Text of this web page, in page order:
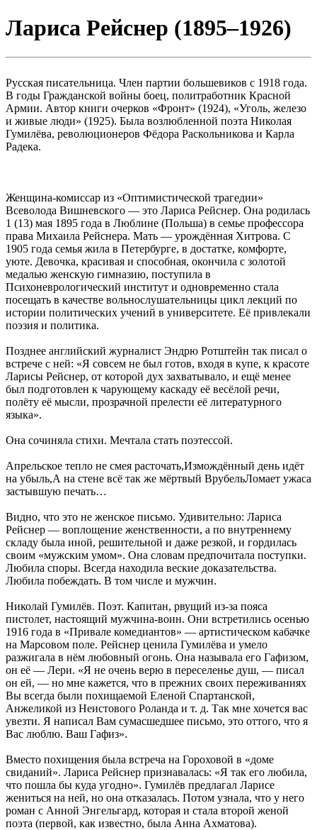
Лариса Рейснер (1895–1926)
Русская писательница. Член партии большевиков с 1918 года.
В годы Гражданской войны боец, политработник Красной
Армии. Автор книги очерков «Фронт» (1924), «Уголь, железо
и живые люди» (1925). Была возлюбленной поэта Николая
Гумилёва, революционеров Фёдора Раскольникова и Карла
Радека.
Женщина-комиссар из «Оптимистической трагедии»
Всеволода Вишневского — это Лариса Рейснер. Она родилась
1 (13) мая 1895 года в Люблине (Польша) в семье профессора
права Михаила Рейснера. Мать — урождённая Хитрова. С
1905 года семья жила в Петербурге, в достатке, комфорте,
уюте. Девочка, красивая и способная, окончила с золотой
медалью женскую гимназию, поступила в
Психоневрологический институт и одновременно стала
посещать в качестве вольнослушательницы цикл лекций по
истории политических учений в университете. Её привлекали
поэзия и политика.
Позднее английский журналист Эндрю Ротштейн так писал о
встрече с ней: «Я совсем не был готов, входя в купе, к красоте
Ларисы Рейснер, от которой дух захватывало, и ещё менее
был подготовлен к чарующему каскаду её весёлой речи,
полёту её мысли, прозрачной прелести её литературного
языка».
Она сочиняла стихи. Мечтала стать поэтессой.
Апрельское тепло не смея расточать,Измождённый день идёт
на убыль,А на стене всё так же мёртвый ВрубельЛомает ужаса
застывшую печать…
Видно, что это не женское письмо. Удивительно: Лариса
Рейснер — воплощение женственности, а по внутреннему
складу была иной, решительной и даже резкой, и гордилась
своим «мужским умом». Она словам предпочитала поступки.
Любила споры. Всегда находила веские доказательства.
Любила побеждать. В том числе и мужчин.
Николай Гумилёв. Поэт. Капитан, рвущий из-за пояса
пистолет, настоящий мужчина-воин. Они встретились осенью
1916 года в «Привале комедиантов» — артистическом кабачке
на Марсовом поле. Рейснер ценила Гумилёва и умело
разжигала в нём любовный огонь. Она называла его Гафизом,
он её — Лери. «Я не очень верю в переселенье душ, — писал
он ей, — но мне кажется, что в прежних своих переживаниях
Вы всегда были похищаемой Еленой Спартанской,
Анжеликой из Неистового Роланда и т. д. Так мне хочется вас
увезти. Я написал Вам сумасшедшее письмо, это оттого, что я
Вас люблю. Ваш Гафиз».
Вместо похищения была встреча на Гороховой в «доме
свиданий». Лариса Рейснер признавалась: «Я так его любила,
что пошла бы куда угодно». Гумилёв предлагал Ларисе
жениться на ней, но она отказалась. Потом узнала, что у него
роман с Анной Энгельгард, которая и стала второй женой
поэта (первой, как известно, была Анна Ахматова).